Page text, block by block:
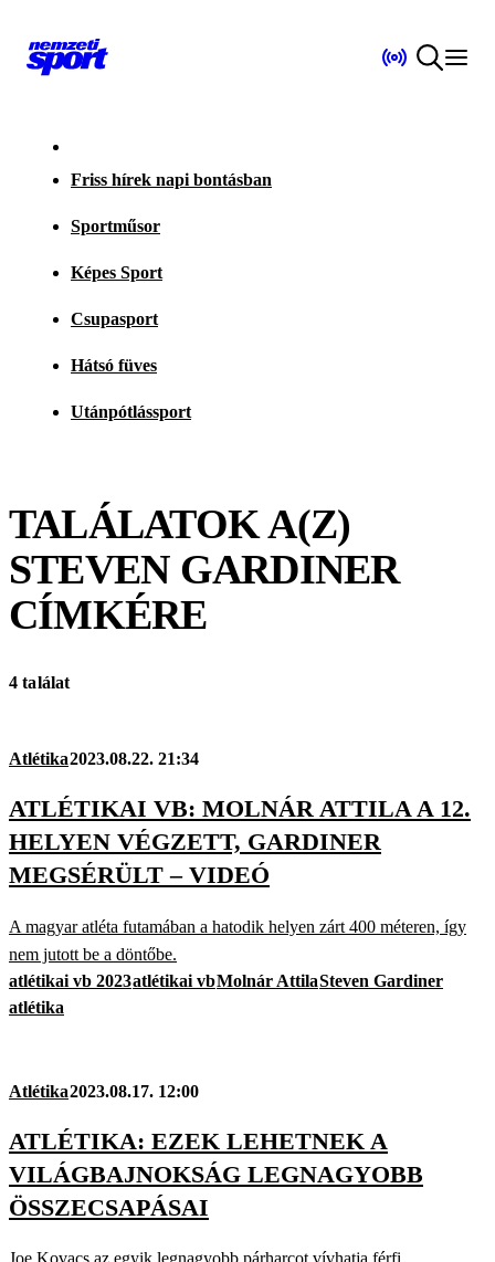
Friss hírek napi bontásban
Sportműsor
Képes Sport
Csupasport
Hátsó füves
Utánpótlássport
TALÁLATOK A(Z)
STEVEN GARDINER
CÍMKÉRE
4 találat
Atlétika2023.08.22. 21:34
ATLÉTIKAI VB: MOLNÁR ATTILA A 12.
HELYEN VÉGZETT, GARDINER
MEGSÉRÜLT – VIDEÓ
A magyar atléta futamában a hatodik helyen zárt 400 méteren, így
nem jutott be a döntőbe.
atlétikai vb 2023atlétikai vbMolnár AttilaSteven Gardiner
atlétika
Atlétika2023.08.17. 12:00
ATLÉTIKA: EZEK LEHETNEK A
VILÁGBAJNOKSÁG LEGNAGYOBB
ÖSSZECSAPÁSAI
Joe Kovacs az egyik legnagyobb párharcot vívhatja férfi